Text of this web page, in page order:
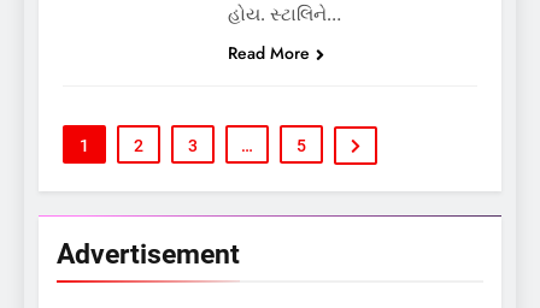
Advertisement
હોય. સ્ટાલિને…
Read More
1 2 3 … 5